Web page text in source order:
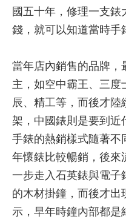
國五十年，修理一支
錢，就可以知道當時手
當年店內銷售的品牌，
主，如空中霸王、三度
辰、精工等，而後才
架，中國錶則是要到近
手錶的熱銷樣式隨著不
年懷錶比較暢銷，後來
一步走入石英錶與電子
的木材掛鐘，而後才出
示，早年時鐘內部都是